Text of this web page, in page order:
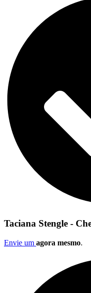
Taciana Stengle -
Envie um agora mesmo.